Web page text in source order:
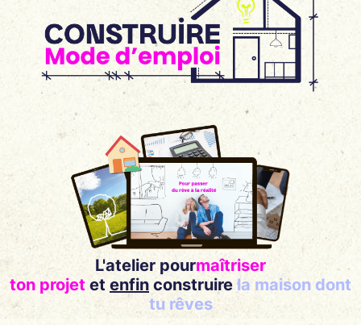
L'atelier pourmaîtriser
ton projet et enfin construire la maison dont
tu rêves